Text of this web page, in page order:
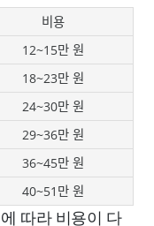
비용
12~15만 원
18~23만 원
24~30만 원
29~36만 원
36~45만 원
40~51만 원
따라 비용이 다